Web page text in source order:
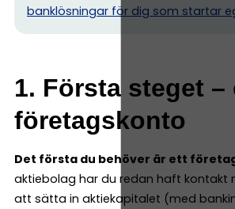
banklösningar för dig som startar
1. Första steget –
företagskonto
Det första du behöver är ett
aktiebolag har du redan haft kontakt
att sätta in aktiekapitalet (med